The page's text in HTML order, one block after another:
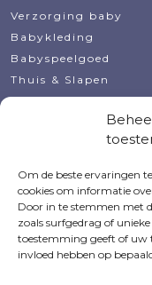
Om de beste ervaringen
cookies om informatie
Door in te stemmen met
zoals surfgedrag of
toestemming geeft of uw
invloed hebben op
Verzorging baby
Babykleding
Babyspeelgoed
Thuis & Slapen
Decoratie
Kraamcadeautjes
MIJN ACCOUNT
Bestellingen
Voorraadmeldingen
Verlanglijsten